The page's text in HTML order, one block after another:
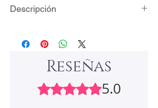
Descripción
Acabado: laminado de plata/oro
Empaque: bolsita de terciopelo
Reseñas
Obtuvo 5 de 5 estrellas.
5.0